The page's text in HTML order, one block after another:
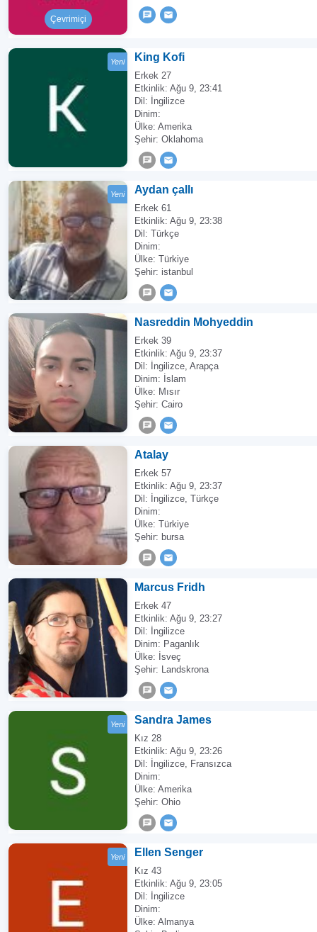
Çevrimiçi
Yeni King Kofi
Erkek 27
Etkinlik: Ağu 9, 23:41
Dil: İngilizce
Dinim:
Ülke: Amerika
Şehir: Oklahoma
Yeni Aydan çallı
Erkek 61
Etkinlik: Ağu 9, 23:38
Dil: Türkçe
Dinim:
Ülke: Türkiye
Şehir: istanbul
Nasreddin Mohyeddin
Erkek 39
Etkinlik: Ağu 9, 23:37
Dil: İngilizce, Arapça
Dinim: İslam
Ülke: Mısır
Şehir: Cairo
Atalay
Erkek 57
Etkinlik: Ağu 9, 23:37
Dil: İngilizce, Türkçe
Dinim:
Ülke: Türkiye
Şehir: bursa
Marcus Fridh
Erkek 47
Etkinlik: Ağu 9, 23:27
Dil: İngilizce
Dinim: Paganlık
Ülke: İsveç
Şehir: Landskrona
Yeni Sandra James
Kız 28
Etkinlik: Ağu 9, 23:26
Dil: İngilizce, Fransızca
Dinim:
Ülke: Amerika
Şehir: Ohio
Yeni Ellen Senger
Kız 43
Etkinlik: Ağu 9, 23:05
Dil: İngilizce
Dinim:
Ülke: Almanya